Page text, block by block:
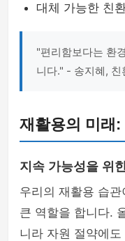
대체 가능한 친
"편리함보다는 환
니다." - 송지혜, 친
재활용의 미래:
지속 가능성을 위
우리의 재활용 습관
큰 역할을 합니다.
니라 자원 절약에